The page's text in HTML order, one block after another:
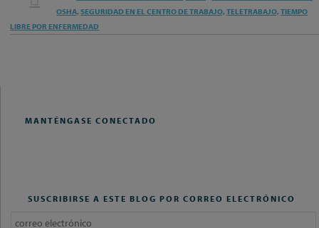
TWEET
THIS
LIKE
THIS
THIS
POST
SHARE
THIS
OSHA,SEGURIDAD EN EL CENTRO DE TRABAJO,TELETRABAJO,TIEMPO
LIBRE POR ENFERMEDAD
MANTÉNGASE CONECTADO
SUSCRIBIRSE A ESTE BLOG POR CORREO ELECTRÓNICO